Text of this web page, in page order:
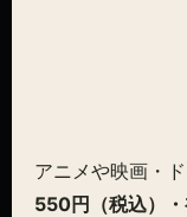
アニメや映画・
550円（税込）